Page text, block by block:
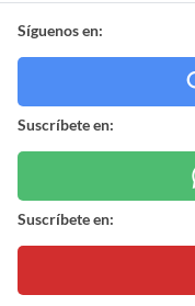
Síguenos en:
Suscríbete en:
Suscríbete en: